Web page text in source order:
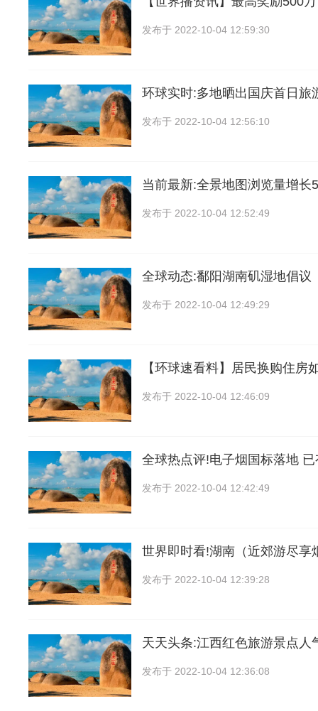
发布于 2022-10-04 12:59:30
环球实时:多地晒出国庆首日旅
发布于 2022-10-04 12:56:10
当前最新:全景地图浏览量增长
发布于 2022-10-04 12:52:49
全球动态:鄱阳湖南矶湿地倡议
发布于 2022-10-04 12:49:29
【环球速看料】居民换购住房
发布于 2022-10-04 12:46:09
全球热点评!电子烟国标落地
发布于 2022-10-04 12:42:49
世界即时看!湖南（近郊游尽享
发布于 2022-10-04 12:39:28
天天头条:江西红色旅游景点人
发布于 2022-10-04 12:36:08